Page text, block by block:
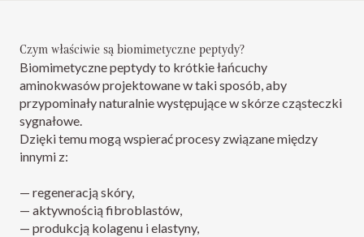
Czym właściwie są biomimetyczne peptydy?
Biomimetyczne peptydy to krótkie łańcuchy
aminokwasów projektowane w taki sposób, aby
przypominały naturalnie występujące w skórze cząsteczki
sygnałowe.
Dzięki temu mogą wspierać procesy związane między
innymi z:
— regeneracją skóry,
— aktywnością fibroblastów,
— produkcją kolagenu i elastyny,